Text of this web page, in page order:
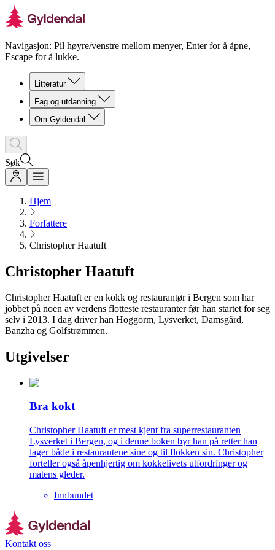
Navigasjon: Pil høyre/venstre mellom menyer, Enter for å åpne,
Escape for å lukke.
Litteratur
Fag og utdanning
Om Gyldendal
Søk
Hjem
Forfattere
Christopher Haatuft
Christopher Haatuft
Christopher Haatuft er en kokk og restaurantør i Bergen som har
jobbet på noen av verdens flotteste restauranter før han startet for seg
selv i 2013. I dag driver han Hoggorm, Lysverket, Damsgård,
Banzha og Golfstrømmen.
Utgivelser
Bra kokt
Christopher Haatuft er mest kjent fra superrestauranten
Lysverket i Bergen, og i denne boken byr han på retter han
lager både i restaurantene sine og til flokken sin. Christopher
forteller også åpenhjertig om kokkelivets utfordringer og
matens gleder.
Innbundet
Kontakt oss